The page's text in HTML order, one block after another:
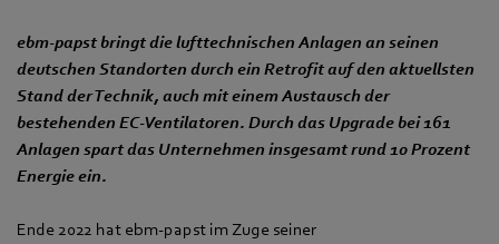
ebm‑papst bringt die lufttechnischen Anlagen an seinen
deutschen Standorten durch ein Retrofit auf den aktuellsten
Stand der Technik, auch mit einem Austausch der
bestehenden EC-Ventilatoren. Durch das Upgrade bei 161
Anlagen spart das Unternehmen insgesamt rund 10 Prozent
Energie ein.
Ende 2022 hat ebm‑papst im Zuge seiner